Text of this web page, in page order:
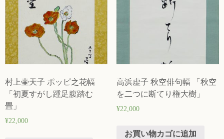
村上壷天子 ポッピ之花幅
「初夏すがし踵足腹踏む
畳」
¥22,000
高浜虚子 秋空俳句幅 「秋空
を二つに断てり権大樹」
¥22,000
お買い物カゴに追加